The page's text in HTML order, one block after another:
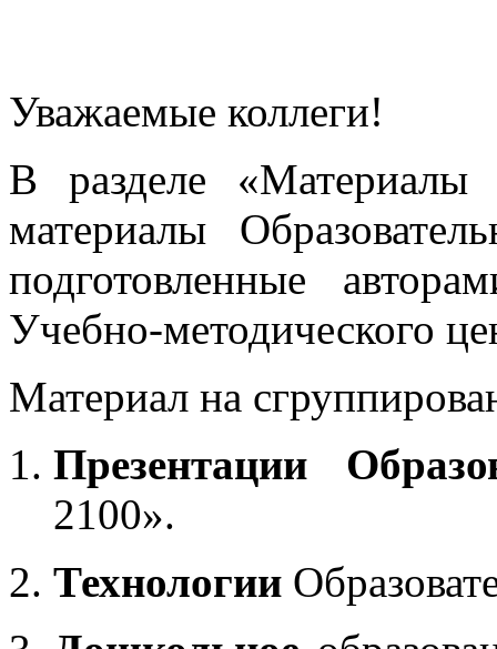
Уважаемые коллеги!
В разделе «Материалы
материалы
подготовленные
Учебно-методического
Материал на
Презентации
2100».
Технологии